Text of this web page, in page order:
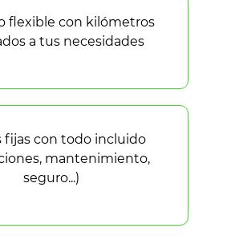
flexible con kilómetros
a tus necesidades
fijas con todo incluido
mantenimiento,
seguro...)